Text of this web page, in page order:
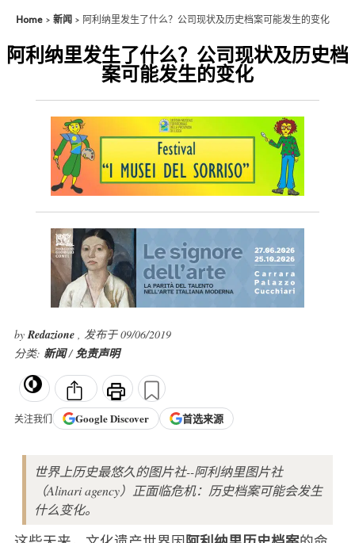
Home 新闻 阿利纳里发生了什么？公司现状及历史档案可能发生的变化
阿利纳里发生了什么？公司现状及历史档
案可能发生的变化
byRedazione , 发布于 09/06/2019
分类: 新闻/免责声明
关注我们 GoogleDiscover 首选来源
世界上历史最悠久的图片社--阿利纳里图片社
（Alinari agency）正面临危机：历史档案可能会发生
什么变化。